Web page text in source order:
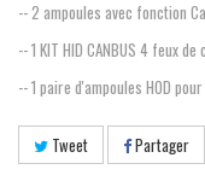
-- 2 ampoules avec fonction
-- 1 KIT HID CANBUS 4 feux
-- 1 paire d'ampoules HOD
Tweet Partager